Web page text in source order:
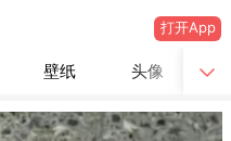
打开App
壁纸 头像